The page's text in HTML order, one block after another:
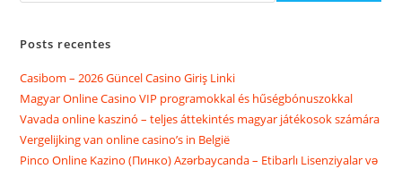
g
ç
ã
o
Posts recentes
Casibom – 2026 Güncel Casino Giriş Linki
Magyar Online Casino VIP programokkal és hűségbónuszokkal
Vavada online kaszinó – teljes áttekintés magyar játékosok számára
Vergelijking van online casino’s in België
Pinco Online Kazino (Пинко) Azərbaycanda – Etibarlı Lisenziyalar və